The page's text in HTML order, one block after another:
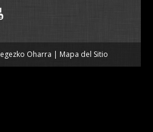
Oharra | Mapa del Sitio